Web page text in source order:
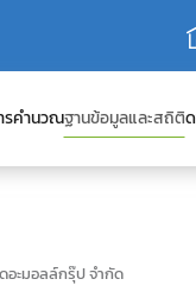
รคำนวณฐานข้อมูลและสถิติ
อะมอลล์กรุ๊ป จำกัด